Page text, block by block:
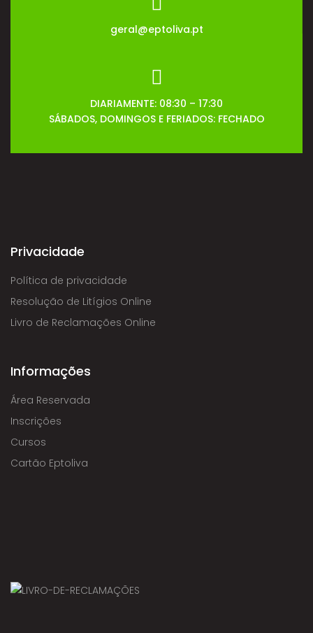
geral@eptoliva.pt
DIARIAMENTE: 08:30 – 17:30
SÁBADOS, DOMINGOS E FERIADOS: FECHADO
Privacidade
Política de privacidade
Resolução de Litígios Online
Livro de Reclamações Online
Informações
Área Reservada
Inscrições
Cursos
Cartão Eptoliva